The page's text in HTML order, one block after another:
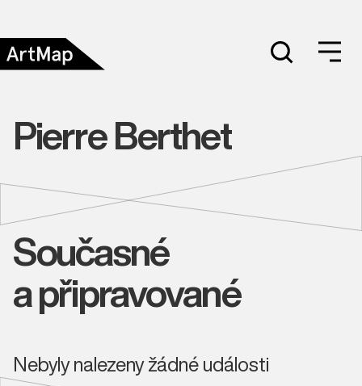
Pierre Berthet
Současné
a připravované
Nebyly nalezeny žádné události